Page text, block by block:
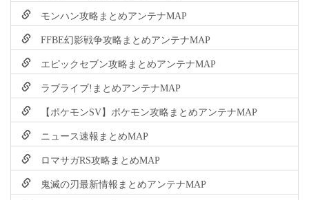
モンハン攻略まとめアンテナMAP
FFBE幻影戦争攻略まとめアンテナMAP
エピックセブン攻略まとめアンテナMAP
ラブライブ!まとめアンテナMAP
【ポケモンSV】ポケモン攻略まとめアンテナMAP
ニュース速報まとめMAP
ロマサガRS攻略まとめMAP
鬼滅の刃最新情報まとめアンテナMAP